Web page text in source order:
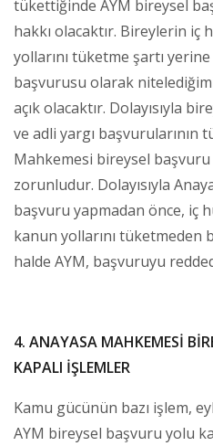
tükettiğinde AYM bireysel
hakkı olacaktır. Bireylerin
yollarını tüketme şartı
başvurusu olarak
açık olacaktır. Dolayısıyla
ve adli yargı başvurularının
Mahkemesi bireysel
zorunludur. Dolayısıyla
başvuru yapmadan önce, iç
kanun yollarını tüketmeden
halde AYM, başvuruyu
4. ANAYASA MAHKEMESİ
KAPALI İŞLEMLER
Kamu gücünün bazı işlem,
AYM bireysel başvuru yolu